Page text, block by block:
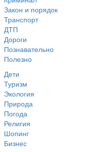
Закон и порядок
Транспорт
ДТП
Дороги
Познавательно
Полезно
Дети
Туризм
Экология
Природа
Погода
Религия
Шопинг
Бизнес